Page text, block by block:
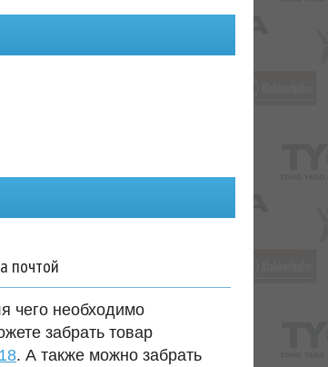
почтой
чего необходимо
забрать товар
. А также можно забрать